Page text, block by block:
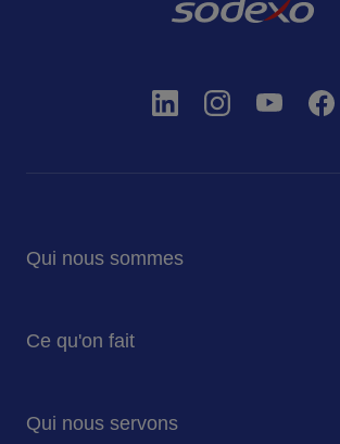
Qui nous sommes
Raison d'être
Histoire
Ce qu'on fait
Facility Management
Qui nous servons